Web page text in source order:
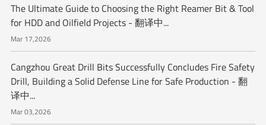
The Ultimate Guide to Choosing the Right Reamer Bit & Tool
for HDD and Oilfield Projects - 翻译中...
Mar 17,2026
Cangzhou Great Drill Bits Successfully Concludes Fire Safety
Drill, Building a Solid Defense Line for Safe Production - 翻
译中...
Mar 03,2026